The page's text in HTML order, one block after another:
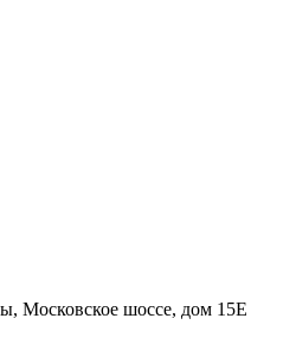
Московское шоссе, дом 15Е